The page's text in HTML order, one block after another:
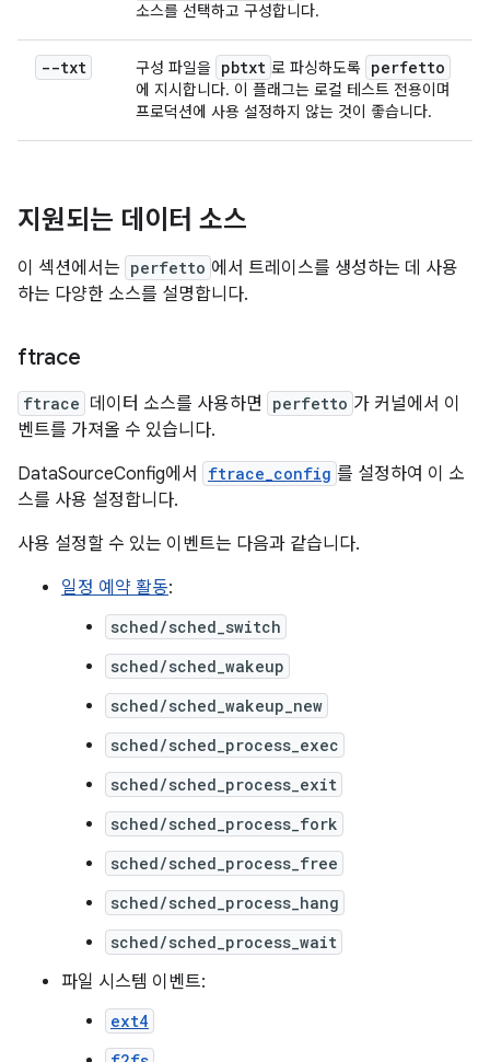
소스를 선택하고 구성합니다.
--txt 구성 파일을 pbtxt 로 파싱하도록 perfetto
에 지시합니다. 이 플래그는 로컬 테스트 전용이며
프로덕션에 사용 설정하지 않는 것이 좋습니다.
지원되는 데이터 소스
이 섹션에서는 perfetto 에서 트레이스를 생성하는 데 사용
하는 다양한 소스를 설명합니다.
ftrace
ftrace 데이터 소스를 사용하면 perfetto 가 커널에서 이
벤트를 가져올 수 있습니다.
DataSourceConfig에서
ftrace_config 를 설정하여 이 소
스를 사용 설정합니다.
사용 설정할 수 있는 이벤트는 다음과 같습니다.
일정 예약 활동:
sched/sched_switch
sched/sched_wakeup
sched/sched_wakeup_new
sched/sched_process_exec
sched/sched_process_exit
sched/sched_process_fork
sched/sched_process_free
sched/sched_process_hang
sched/sched_process_wait
파일 시스템 이벤트:
ext4